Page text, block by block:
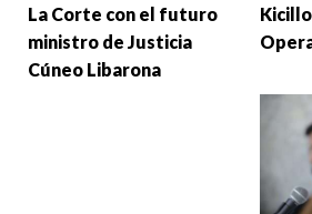
La Corte con el futuro
ministro de Justicia
Cúneo Libarona